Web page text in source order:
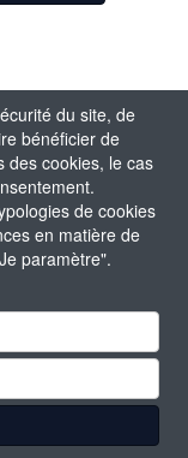
du site, de
bénéficier de
des cookies, le cas
de cookies
en matière de
paramètre".